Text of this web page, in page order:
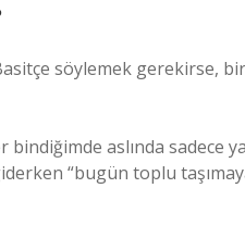
söylemek gerekirse,
aslında sadece
“bugün toplu